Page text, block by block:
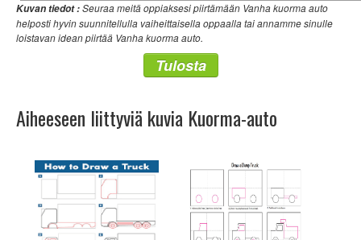
Kuvan tiedot :Seuraa meitä oppiaksesi piirtämään Vanha kuorma auto
helposti hyvin suunnitellulla vaiheittaisella oppaalla tai annamme sinulle
loistavan idean piirtää Vanha kuorma auto.
Tulosta
Aiheeseen liittyviä kuvia Kuorma-auto